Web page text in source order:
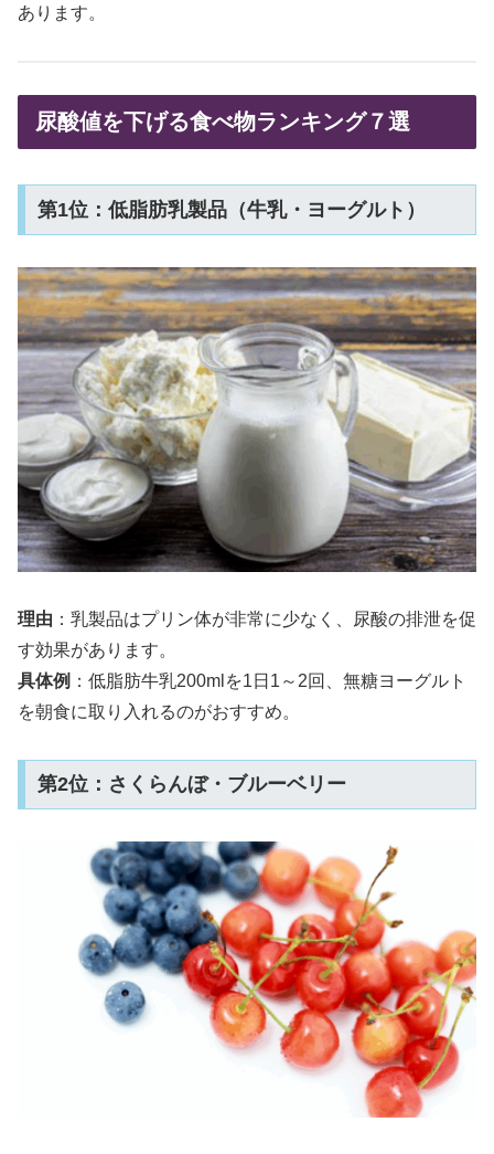
あります。
尿酸値を下げる食べ物ランキング７選
第1位：低脂肪乳製品（牛乳・ヨーグルト）
理由 ：乳製品はプリン体が非常に少なく、尿酸の排泄を促
す効果があります。
具体例 ：低脂肪牛乳200mlを1日1～2回、無糖ヨーグルト
を朝食に取り入れるのがおすすめ。
第2位：さくらんぼ・ブルーベリー